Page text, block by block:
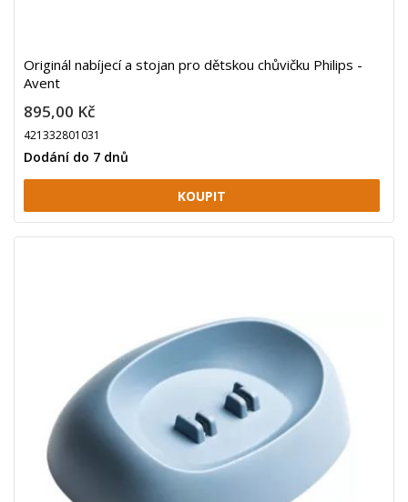
Originál nabíjecí a stojan pro dětskou chůvičku Philips -
Avent
895,00 Kč
421332801031
Dodání do 7 dnů